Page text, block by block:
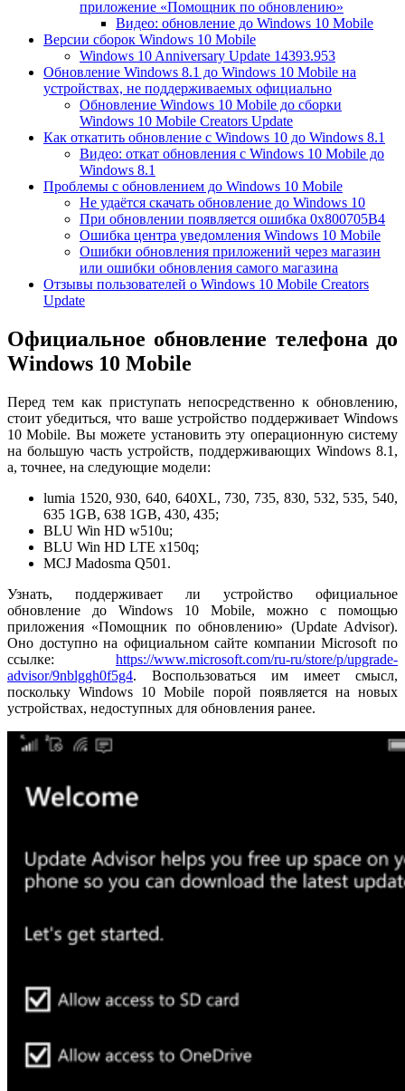
приложение «Помощник по обновлению»
Видео: обновление до Windows 10 Mobile
Версии сборок Windows 10 Mobile
Windows 10 Anniversary Update 14393.953
Обновление Windows 8.1 до Windows 10 Mobile на
устройствах, не поддерживаемых официально
Обновление Windows 10 Mobile до сборки
Windows 10 Mobile Creators Update
Как откатить обновление с Windows 10 до Windows 8.1
Видео: откат обновления с Windows 10 Mobile до
Windows 8.1
Проблемы с обновлением до Windows 10 Mobile
Не удаётся скачать обновление до Windows 10
При обновлении появляется ошибка 0x800705B4
Ошибка центра уведомления Windows 10 Mobile
Ошибки обновления приложений через магазин
или ошибки обновления самого магазина
Отзывы пользователей о Windows 10 Mobile Creators
Update
Официальное обновление телефона до
Windows 10 Mobile
Перед тем как приступать непосредственно к обновлению,
стоит убедиться, что ваше устройство поддерживает Windows
10 Mobile. Вы можете установить эту операционную систему
на большую часть устройств, поддерживающих Windows 8.1,
а, точнее, на следующие модели:
lumia 1520, 930, 640, 640XL, 730, 735, 830, 532, 535, 540,
635 1GB, 638 1GB, 430, 435;
BLU Win HD w510u;
BLU Win HD LTE x150q;
MCJ Madosma Q501.
Узнать, поддерживает ли устройство официальное
обновление до Windows 10 Mobile, можно с помощью
приложения «Помощник по обновлению» (Update Advisor).
Оно доступно на официальном сайте компании Microsoft по
ссылке: https://www.microsoft.com/ru-ru/store/p/upgrade-
advisor/9nblggh0f5g4. Воспользоваться им имеет смысл,
поскольку Windows 10 Mobile порой появляется на новых
устройствах, недоступных для обновления ранее.